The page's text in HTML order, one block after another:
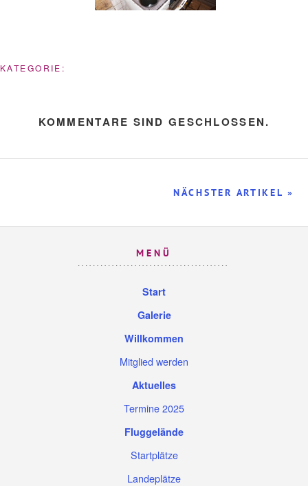
KATEGORIE:
KOMMENTARE SIND GESCHLOSSEN.
NÄCHSTER ARTIKEL »
MENÜ
Start
Galerie
Willkommen
Mitglied werden
Aktuelles
Termine 2025
Fluggelände
Startplätze
Landeplätze